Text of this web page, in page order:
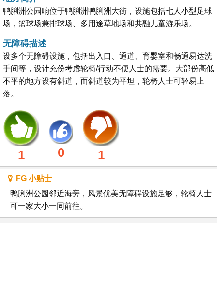
鸭脷洲公园响位于鸭脷洲鸭脷洲大街，设施包括七人小型足球
场，篮球场兼排球场、多用途草地场和共融儿童游乐场。
无障碍描述
设多个无障碍设施，包括出入口、通道、育婴室和畅通易达洗
手间等，设计充份考虑轮椅/行动不便人士的需要。大部份高低
不平的地方设有斜道，而斜道较为平坦，轮椅人士可轻易上
落。
1 0 1
FG 小贴士
鸭脷洲公园邻近海旁，风景优美无障碍设施足够，轮椅人士
可一家大小一同前往。